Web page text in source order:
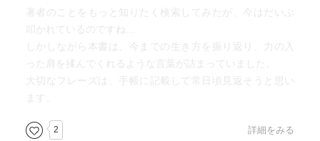
著者のことをもっと知りたく検索してみたが、今はだいぶ
叩かれているのですね…
しかしながら本書は、今までの生き方を振り返り、力の入
った肩を揉んでくれるような言葉が詰まっていました。
大切なフレーズは、手帳に記載して常日頃見返そうと思い
ます。
2 詳細をみる